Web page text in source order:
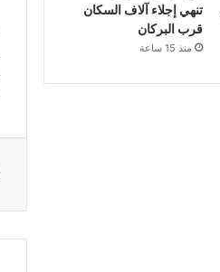
تنهي إجلاء آلاف السكان
قرب البركان
منذ 15 ساعة